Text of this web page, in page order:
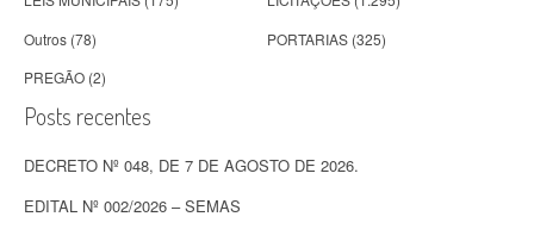
Outros (78) PORTARIAS (325)
PREGÃO (2)
Posts recentes
DECRETO Nº 048, DE 7 DE AGOSTO DE 2026.
EDITAL Nº 002/2026 – SEMAS